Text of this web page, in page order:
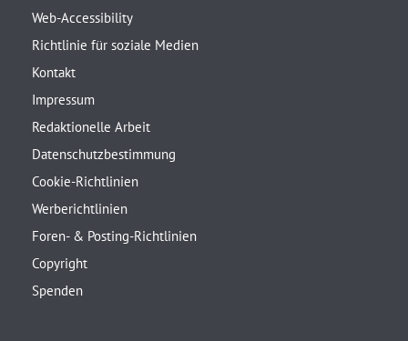
Web-Accessibility
Richtlinie für soziale Medien
Kontakt
Impressum
Redaktionelle Arbeit
Datenschutzbestimmung
Cookie-Richtlinien
Werberichtlinien
Foren- & Posting-Richtlinien
Copyright
Spenden